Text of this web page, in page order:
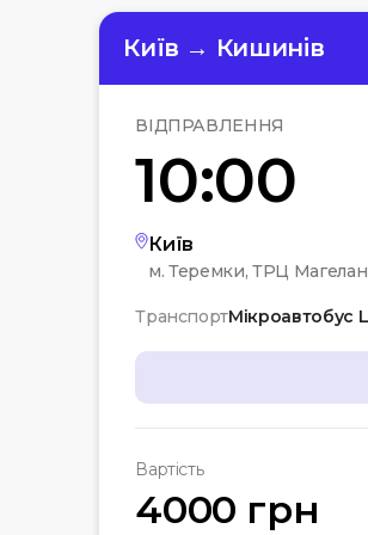
Київ → Кишинів
ВІДПРАВЛЕННЯ
10:00
Київ
м. Теремки, ТРЦ Магелан
ТранспортМікроавтобус
07:00
Автостанція
Вартість
4000 грн